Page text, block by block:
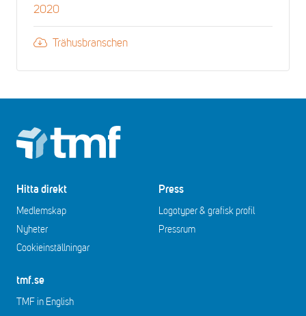
2020
Trähusbranschen
Footer
Hitta direkt
Medlemskap
Nyheter
Cookieinställningar
Press
Logotyper & grafisk profil
Pressrum
tmf.se
TMF in English